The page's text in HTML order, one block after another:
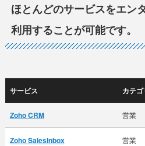
ほとんどのサービスをエン
利用することが可能です。
サービス カテ
Zoho CRM 営業
Zoho SalesInbox 営業